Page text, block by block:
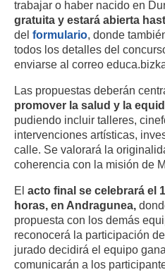
trabajar o haber nacido en
gratuita y estará abierta
del formulario, donde
todos los detalles del
enviarse al correo
Las propuestas deberán
promover la salud y la
pudiendo incluir talleres,
intervenciones artísticas,
calle. Se valorará la
coherencia con la misión de
El acto final se celebrará el
horas, en Andragunea,
propuesta con los demás
reconocerá la participación
jurado decidirá el equipo
comunicarán a los